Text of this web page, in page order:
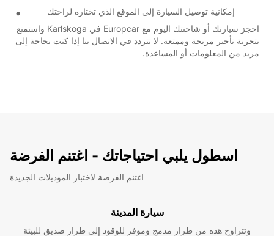
إمكانية توصيل السيارة إلى الموقع الذي تختاره لراحتك
احجز سيارتك أو شاحنتك اليوم مع Europcar في Karlskoga واستمتع
بتجربة تأجير مريحة وممتعة. لا تتردد في الاتصال بنا إذا كنت بحاجة إلى
مزيد من المعلومات أو المساعدة.
اسطول يلبي احتياجاتك - اغتنم الفرضة
اغتنم الفرصة لاختبار الموديلات الجديدة
سيارة المدينة
وتتراوح هذه من طراز مدمج وموفر للوقود إلى طراز صديق للبيئة